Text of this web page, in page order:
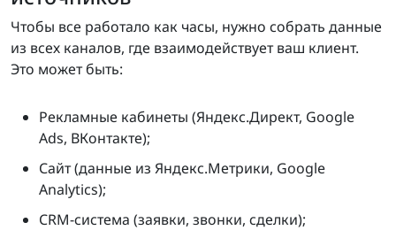
Чтобы все работало как часы, нужно собрать данные
из всех каналов, где взаимодействует ваш клиент.
Это может быть:
Рекламные кабинеты (Яндекс.Директ, Google
Ads, ВКонтакте);
Сайт (данные из Яндекс.Метрики, Google
Analytics);
CRM-система (заявки, звонки, сделки);